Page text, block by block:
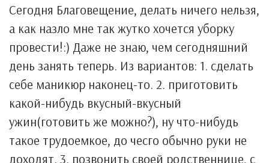
Сегодня Благовещение, делать ничего нельзя,
а как назло мне так жутко хочется уборку
провести!:) Даже не знаю, чем сегодняшний
день занять теперь. Из вариантов: 1. сделать
себе маникюр наконец-то. 2. приготовить
какой-нибудь вкусный-вкусный
ужин(готовить же можно?), ну что-нибудь
такое трудоемкое, до чесго обычно руки не
доходят. 3. позвонить своей родственнице, с